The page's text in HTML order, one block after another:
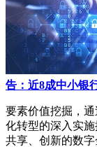
告：近8成中小银
要素价值挖掘，
化转型的深入实施
共享、创新的数